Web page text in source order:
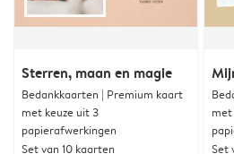
Sterren, maan en magie
Bedankkaarten | Premium kaart
met keuze uit 3
papierafwerkingen
Set van 10 kaarten
Set